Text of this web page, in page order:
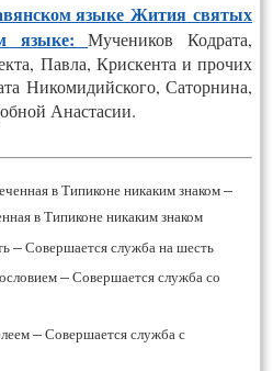
Жития святых
языке:Мучеников Кодрата,
Павла, Крискента и прочих
Никомидийского, Саторнина,
Анастасии.
–
в Типиконе никаким знаком
–Совершается служба на шесть
–Совершается служба со
–Совершается служба с